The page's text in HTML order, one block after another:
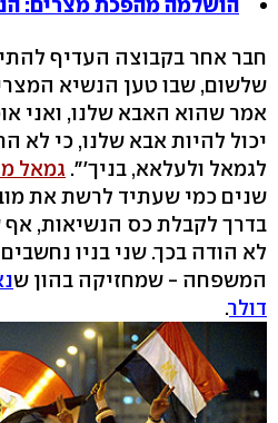
חבר אחר בקבוצה העדיף
שלשום, שבו טען הנשיא
אמר שהוא האבא שלנו, ואני
יכול להיות אבא שלנו, כי לא
לגמאל ולעלאא, בניך'". גמאל
שנים כמי שעתיד לרשת את
בדרך לקבלת כס הנשיאות,
לא הודה בכך. שני בניו
המשפחה - שמחזיקה בהון ש
דולר.